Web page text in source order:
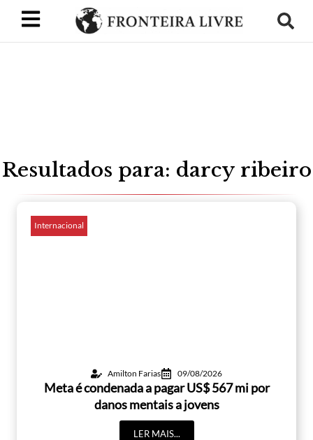
Resultados para: darcy ribeiro
Internacional
Amilton Farias 09/08/2026
Meta é condenada a pagar US$ 567 mi por
danos mentais a jovens
LER MAIS...